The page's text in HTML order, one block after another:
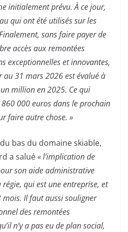
initialement prévu. À ce jour,
qui ont été utilisés sur les
sans faire payer de
accès aux remontées
exceptionnelles et innovantes,
31 mars 2026 est évalué à
million en 2025. Ce qui
000 euros dans le prochain
faire autre chose. »
bas du domaine skiable,
a salué« l’implication de
son aide administrative
qui est une entreprise, et
Il faut aussi souligner
des remontées
n’y a pas eu de plan social,